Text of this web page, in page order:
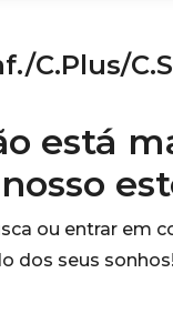
C.Plus/
está
ou entrar em
dos seus sonhos!